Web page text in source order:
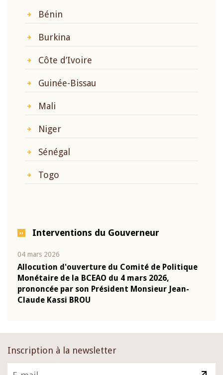
Bénin
Burkina
Côte d’Ivoire
Guinée-Bissau
Mali
Niger
Sénégal
Togo
Interventions du Gouverneur
04 mars 2026
Allocution d'ouverture du Comité de Politique
Monétaire de la BCEAO du 4 mars 2026,
prononcée par son Président Monsieur Jean-
Claude Kassi BROU
Inscription à la newsletter